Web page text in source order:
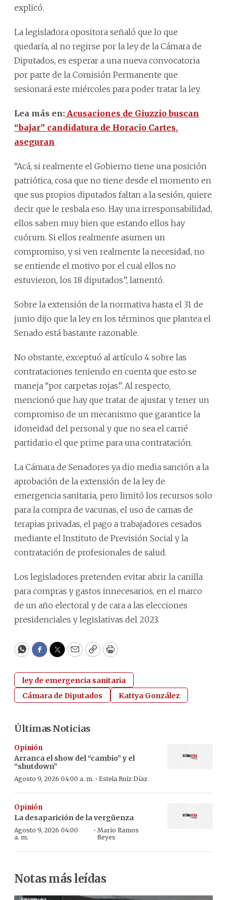
explicó.
La legisladora opositora señaló que lo que
quedaría, al no regirse por la ley de la Cámara de
Diputados, es esperar a una nueva convocatoria
por parte de la Comisión Permanente que
sesionará este miércoles para poder tratar la ley.
Lea más en: Acusaciones de Giuzzio buscan
“bajar” candidatura de Horacio Cartes,
aseguran
“Acá, si realmente el Gobierno tiene una posición
patriótica, cosa que no tiene desde el momento en
que sus propios diputados faltan a la sesión, quiere
decir que le resbala eso. Hay una irresponsabilidad,
ellos saben muy bien que estando ellos hay
cuórum. Si ellos realmente asumen un
compromiso, y si ven realmente la necesidad, no
se entiende el motivo por el cual ellos no
estuvieron, los 18 diputados”, lamentó.
Sobre la extensión de la normativa hasta el 31 de
junio dijo que la ley en los términos que plantea el
Senado está bastante razonable.
No obstante, exceptuó al artículo 4 sobre las
contrataciones teniendo en cuenta que esto se
maneja “por carpetas rojas”. Al respecto,
mencionó que hay que tratar de ajustar y tener un
compromiso de un mecanismo que garantice la
idoneidad del personal y que no sea el carné
partidario el que prime para una contratación.
La Cámara de Senadores ya dio media sanción a la
aprobación de la extensión de la ley de
emergencia sanitaria, pero limitó los recursos solo
para la compra de vacunas, el uso de camas de
terapias privadas, el pago a trabajadores cesados
mediante el Instituto de Previsión Social y la
contratación de profesionales de salud.
Los legisladores pretenden evitar abrir la canilla
para compras y gastos innecesarios, en el marco
de un año electoral y de cara a las elecciones
presidenciales y legislativas del 2023.
WhatsApp
Facebook
Twitter
EmailCopyPrint
ley de emergencia sanitaria
Cámara de Diputados
Kattya González
Últimas Noticias
Opinión
Arranca el show del “cambio” y el
“shutdown”
Agosto 9, 2026 04:00 a. m. · Estela Ruíz Díaz
Opinión
La desaparición de la vergüenza
Agosto 9, 2026 04:00
a. m.
· Mario Ramos
Reyes
Notas más leídas